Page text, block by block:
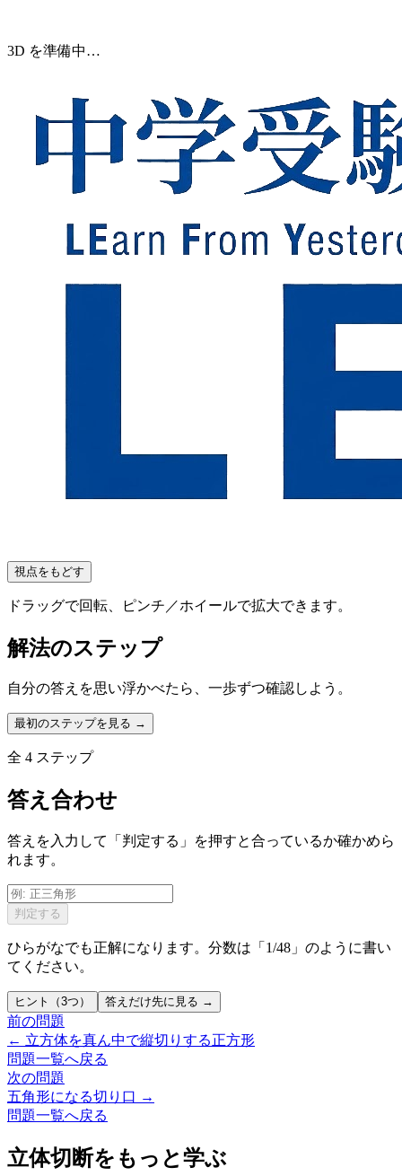
3D を準備中…
視点をもどす
ドラッグで回転、ピンチ／ホイールで拡大できます。
解法のステップ
自分の答えを思い浮かべたら、一歩ずつ確認しよう。
最初のステップを見る →
全 4 ステップ
答え合わせ
答えを入力して「判定する」を押すと合っているか確かめら
れます。
判定する
ひらがなでも正解になります。分数は「1/48」のように書い
てください。
ヒント（3つ） 答えだけ先に見る →
前の問題
← 立方体を真ん中で縦切りする正方形
問題一覧へ戻る
次の問題
五角形になる切り口 →
問題一覧へ戻る
立体切断をもっと学ぶ